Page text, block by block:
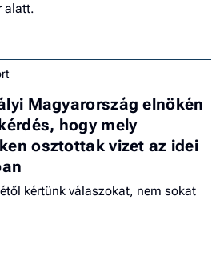
alatt.
Magyarország elnökén
hogy mely
osztottak vizet az idei
kértünk válaszokat, nem sokat